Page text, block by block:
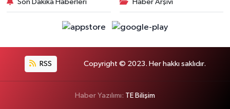
Son Dakika Haberleri Haber Arşivi
RSS Copyright © 2023. Her hakkı saklıdır.
Haber Yazılımı: TE Bilişim